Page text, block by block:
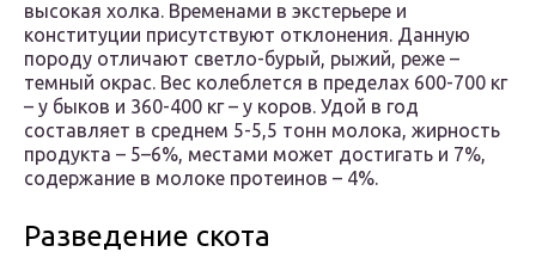
высокая холка. Временами в экстерьере и
конституции присутствуют отклонения. Данную
породу отличают светло-бурый, рыжий, реже –
темный окрас. Вес колеблется в пределах 600-700 кг
– у быков и 360-400 кг – у коров. Удой в год
составляет в среднем 5-5,5 тонн молока, жирность
продукта – 5–6%, местами может достигать и 7%,
содержание в молоке протеинов – 4%.
Разведение скота